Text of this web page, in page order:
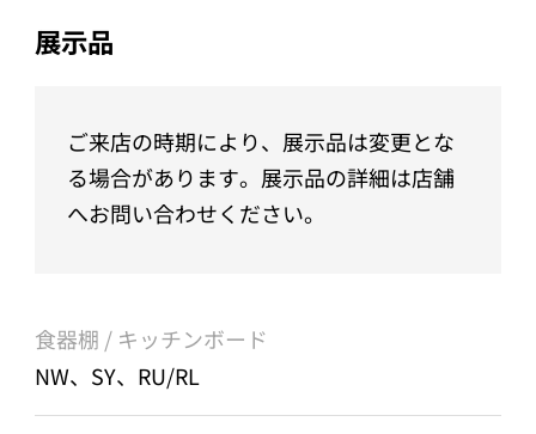
展示品
ご来店の時期により、展示品は変更とな
る場合があります。展示品の詳細は店舗
へお問い合わせください。
食器棚 / キッチンボード
NW、SY、RU/RL